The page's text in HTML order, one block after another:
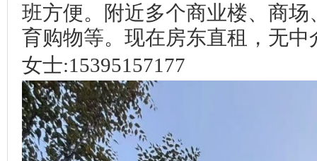
班方便。附近多个商业楼、商
育购物等。现在房东直租，无
女士:15395157177